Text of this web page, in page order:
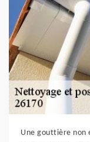
Une gouttière non